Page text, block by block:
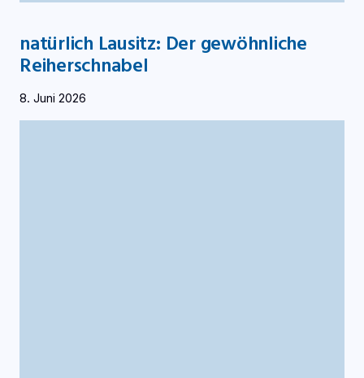
natürlich Lausitz: Der gewöhnliche
Reiherschnabel
8. Juni 2026